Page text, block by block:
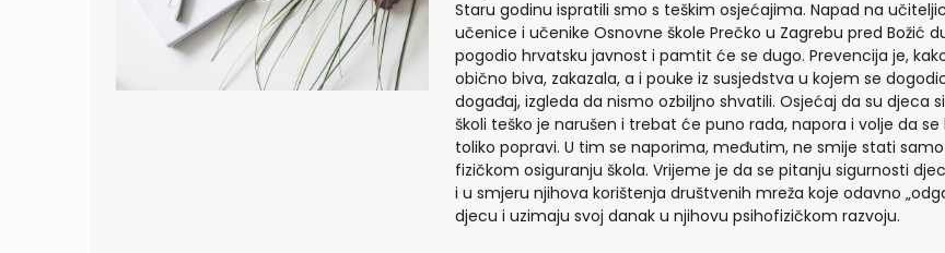
Staru godinu ispratili smo s teškim osjećajima. Napad na
učenice i učenike Osnovne škole Prečko u Zagrebu pred Božić
pogodio hrvatsku javnost i pamtit će se dugo. Prevencija je,
obično biva, zakazala, a i pouke iz susjedstva u kojem se
događaj, izgleda da nismo ozbiljno shvatili. Osjećaj da su djeca
školi teško je narušen i trebat će puno rada, napora i volje da se
toliko popravi. U tim se naporima, međutim, ne smije stati
fizičkom osiguranju škola. Vrijeme je da se pitanju sigurnosti
i u smjeru njihova korištenja društvenih mreža koje odavno
djecu i uzimaju svoj danak u njihovu psihofizičkom razvoju.